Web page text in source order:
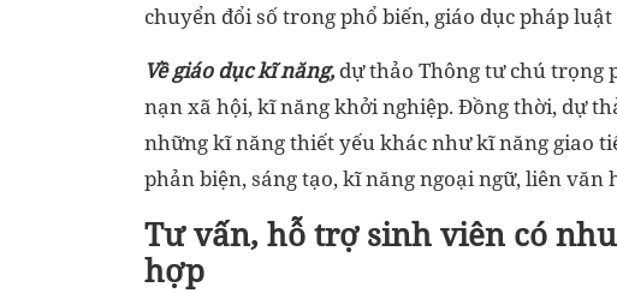
chuyển đổi số trong phổ biến, giáo dục pháp
Về giáo dục kĩ năng,dự thảo Thông tư chú trọng
nạn xã hội, kĩ năng khởi nghiệp. Đồng thời, dự
những kĩ năng thiết yếu khác như kĩ năng giao
phản biện, sáng tạo, kĩ năng ngoại ngữ, liên văn
Tư vấn, hỗ trợ sinh viên có
hợp